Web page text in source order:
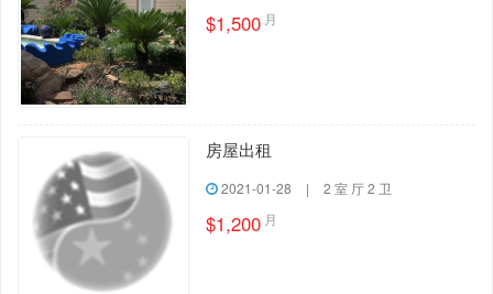
$1,500 月
房屋出租
2021-01-28 | 2 室 厅 2 卫
$1,200 月